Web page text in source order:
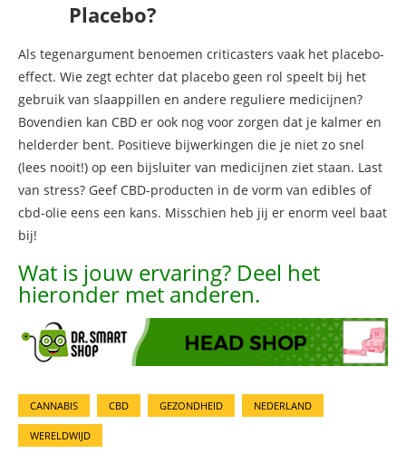
Placebo?
Als tegenargument benoemen criticasters vaak het placebo-
effect. Wie zegt echter dat placebo geen rol speelt bij het
gebruik van slaappillen en andere reguliere medicijnen?
Bovendien kan CBD er ook nog voor zorgen dat je kalmer en
helderder bent. Positieve bijwerkingen die je niet zo snel
(lees nooit!) op een bijsluiter van medicijnen ziet staan. Last
van stress? Geef CBD-producten in de vorm van edibles of
cbd-olie eens een kans. Misschien heb jij er enorm veel baat
bij!
Wat is jouw ervaring? Deel het
hieronder met anderen.
CANNABIS CBD GEZONDHEID NEDERLAND
WERELDWIJD